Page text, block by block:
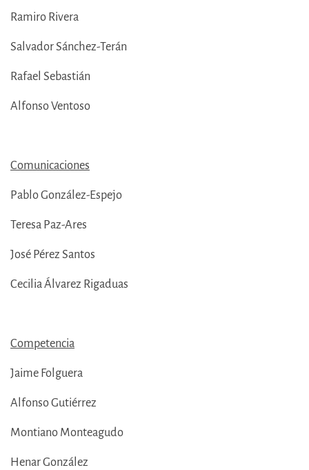
Ramiro Rivera
Salvador Sánchez-Terán
Rafael Sebastián
Alfonso Ventoso
Comunicaciones
Pablo González-Espejo
Teresa Paz-Ares
José Pérez Santos
Cecilia Álvarez Rigaduas
Competencia
Jaime Folguera
Alfonso Gutiérrez
Montiano Monteagudo
Henar González